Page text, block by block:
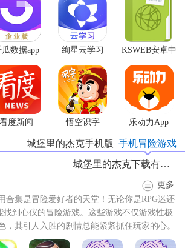
】
成任务、击败敌人获取经验值，提升角
和装备。
部设计错综复杂，隐藏着众多宝藏和秘
由探索，发现隐藏剧情。
穿插了丰富的解谜元素，考验玩家的逻
开谜题获得关键道具。
戏世界中的天气会随时间变化，影响游
增添游戏变数。
乐悠扬动听，与游戏氛围完美融合，提
瓜数据app 绚星云学习
KSWEB安卓中
文版
看度新闻 悟空识字 乐动力App
手机冒险游戏
城堡里的杰克手机版
城堡里的杰克下载有哪些
更多
合集是冒险爱好者的天堂！无论你是RPG迷还
找到心仪的冒险游戏。这些游戏不仅游戏性极
，其引人入胜的剧情总能紧紧抓住玩家的心。
...